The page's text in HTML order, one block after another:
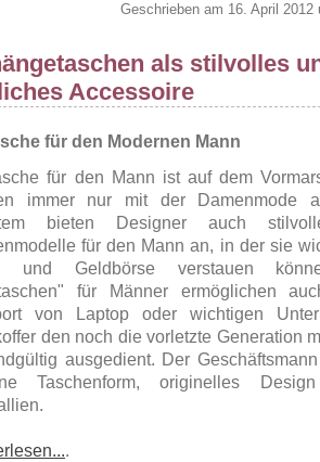
Geschrieben am 16. April
als stilvolles
Accessoire
für den Modernen Mann
für den Mann ist auf dem
immer nur mit der Damenmode
bieten Designer auch
für den Mann an, in der sie
und Geldbörse verstauen
für Männer ermöglichen
von Laptop oder wichtigen
den noch die vorletzte Generation
ausgedient. Der
Taschenform, originelles
.